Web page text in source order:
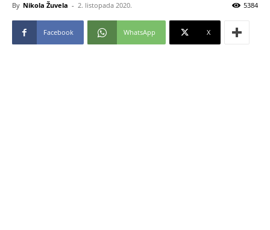
By Nikola Žuvela - 2. listopada 2020. 5384
Facebook WhatsApp X